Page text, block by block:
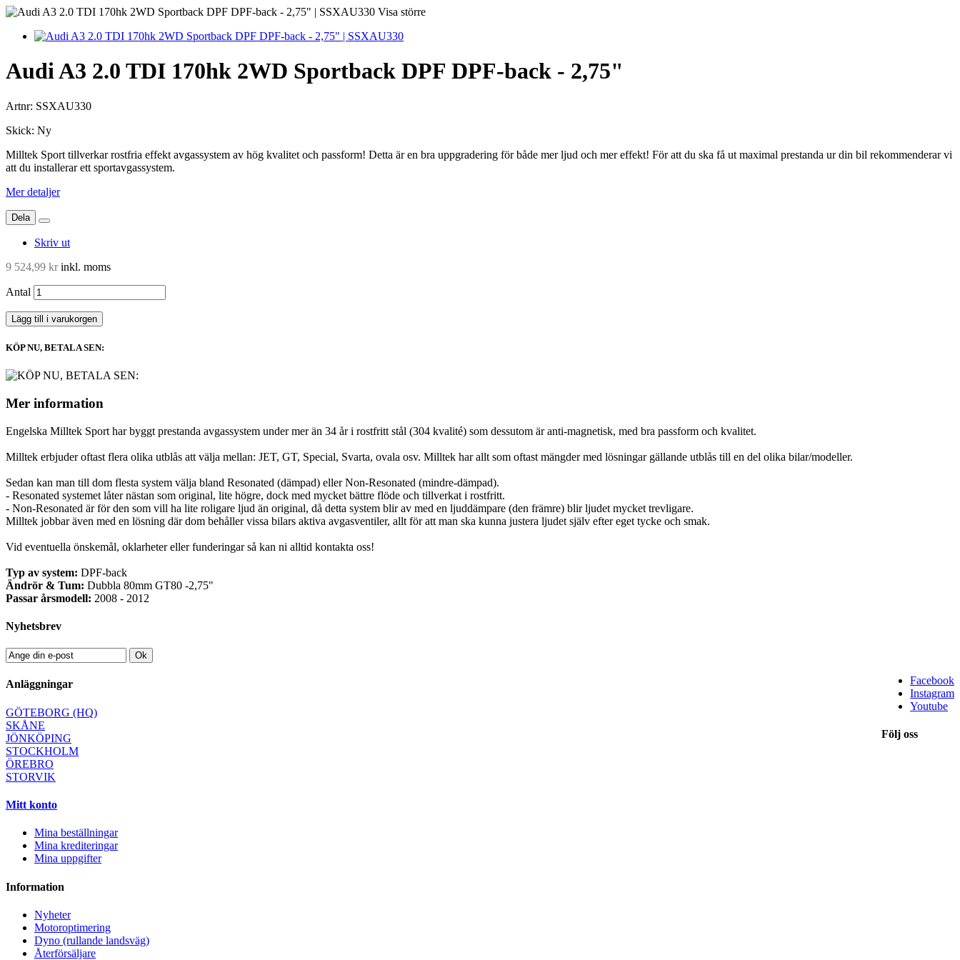
Visa större
Audi A3 2.0 TDI 170hk 2WD Sportback DPF DPF-back - 2,75"
Artnr: SSXAU330
Skick: Ny
Milltek Sport tillverkar rostfria effekt avgassystem av hög kvalitet och passform! Detta är en bra uppgradering för både mer ljud och mer effekt! För att du ska få ut maximal prestanda ur din bil rekommenderar vi
att du installerar ett sportavgassystem.
Mer detaljer
Dela
Skriv ut
9 524,99 krinkl. moms
Antal
Lägg till i varukorgen
KÖP NU, BETALA SEN:
Mer information
Engelska Milltek Sport har byggt prestanda avgassystem under mer än 34 år i rostfritt stål (304 kvalité) som dessutom är anti-magnetisk, med bra passform och kvalitet.
Milltek erbjuder oftast flera olika utblås att välja mellan: JET, GT, Special, Svarta, ovala osv. Milltek har allt som oftast mängder med lösningar gällande utblås till en del olika bilar/modeller.
Sedan kan man till dom flesta system välja bland Resonated (dämpad) eller Non-Resonated (mindre-dämpad).
- Resonated systemet låter nästan som original, lite högre, dock med mycket bättre flöde och tillverkat i rostfritt.
- Non-Resonated är för den som vill ha lite roligare ljud än original, då detta system blir av med en ljuddämpare (den främre) blir ljudet mycket trevligare.
Milltek jobbar även med en lösning där dom behåller vissa bilars aktiva avgasventiler, allt för att man ska kunna justera ljudet själv efter eget tycke och smak.
Vid eventuella önskemål, oklarheter eller funderingar så kan ni alltid kontakta oss!
Typ av system: DPF-back
Ändrör & Tum: Dubbla 80mm GT80 -2,75"
Passar årsmodell: 2008 - 2012
Nyhetsbrev
Ok
Facebook
Instagram
Youtube
Följ oss
Anläggningar
GÖTEBORG (HQ)
SKÅNE
JÖNKÖPING
STOCKHOLM
ÖREBRO
STORVIK
Mitt konto
Mina beställningar
Mina krediteringar
Mina uppgifter
Information
Nyheter
Motoroptimering
Dyno (rullande landsväg)
Återförsäljare